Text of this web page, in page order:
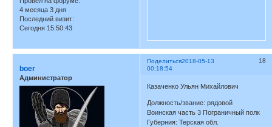
4 месяца 3 дня
Последний визит:
Сегодня 15:50:43
Поделиться 18
2018-05-13
00:18:54
boer
Администратор
Казаченко Ульян Михайлович
Должность/звание: рядовой
Воинская часть 3 Пограничный полк
Губерния: Терская обл.